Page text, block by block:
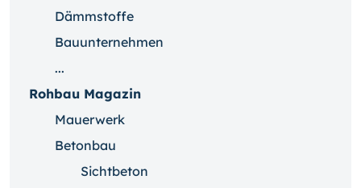
Dämmstoffe
Bauunternehmen
...
Rohbau Magazin
Mauerwerk
Betonbau
Sichtbeton